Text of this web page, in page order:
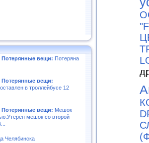
вещи: Потеряна
вещи:
в троллейбусе 12
вещи: Мешок
мешок со второй
Челябинска